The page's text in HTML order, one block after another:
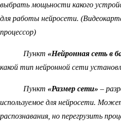
выбрать мощьности какого
для работы нейросети.
процессор)
Пункт «Нейронная сеть в
какой тип нейронной сети
Пункт «Размер сети» –
используемое для нейросети.
распознавания, но перегрузить